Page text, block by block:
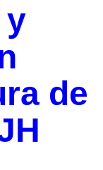
y
de